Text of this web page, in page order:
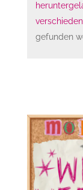
gefunden